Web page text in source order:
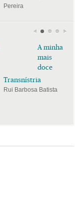
Pereira
A minha
mais
doce
Transnístria
Rui Barbosa Batista